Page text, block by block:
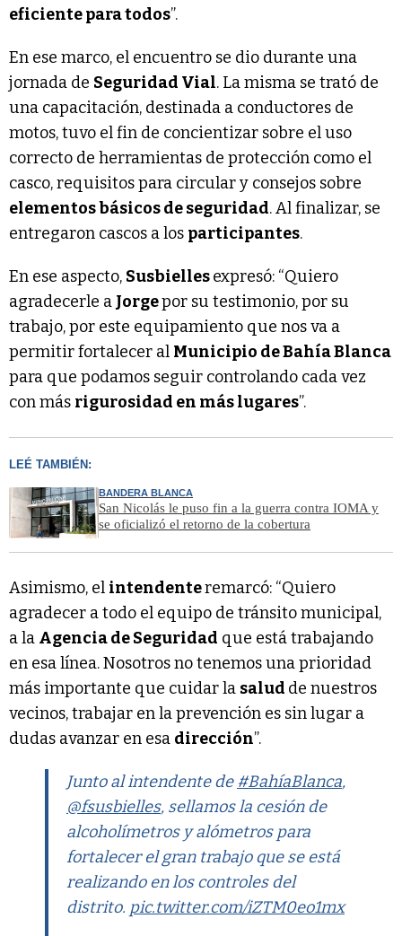
eficiente para todos”.
En ese marco, el encuentro se dio durante una
jornada de Seguridad Vial. La misma se trató de
una capacitación, destinada a conductores de
motos, tuvo el fin de concientizar sobre el uso
correcto de herramientas de protección como el
casco, requisitos para circular y consejos sobre
elementos básicos de seguridad. Al finalizar, se
entregaron cascos a los participantes.
En ese aspecto, Susbiellesexpresó: “Quiero
agradecerle a Jorgepor su testimonio, por su
trabajo, por este equipamiento que nos va a
permitir fortalecer al Municipio de Bahía Blanca
para que podamos seguir controlando cada vez
con más rigurosidad en más lugares”.
LEÉ TAMBIÉN:
BANDERA BLANCA
San Nicolás le puso fin a la guerra contra IOMA y
se oficializó el retorno de la cobertura
Asimismo, el intendenteremarcó: “Quiero
agradecer a todo el equipo de tránsito municipal,
a la Agencia de Seguridad que está trabajando
en esa línea. Nosotros no tenemos una prioridad
más importante que cuidar la salud de nuestros
vecinos, trabajar en la prevención es sin lugar a
dudas avanzar en esa dirección”.
Junto al intendente de #BahíaBlanca,
@fsusbielles, sellamos la cesión de
alcoholímetros y alómetros para
fortalecer el gran trabajo que se está
realizando en los controles del
distrito. pic.twitter.com/iZTM0eo1mx